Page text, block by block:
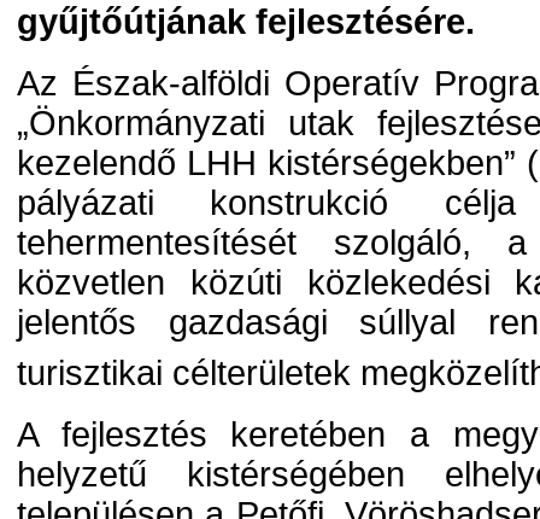
gyűjtőútjának fejlesztésére.
Az Észak-alföldi Operatív
„Önkormányzati utak
kezelendő LHH kistérségekben”
pályázati konstrukció
tehermentesítését szolgáló, a
közvetlen közúti közlekedési
jelentős gazdasági súllyal
turisztikai célterületek
A fejlesztés keretében a
helyzetű kistérségében